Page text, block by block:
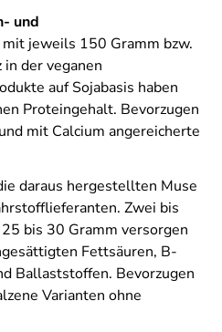
und
mit jeweils 150 Gramm bzw.
der veganen
auf Sojabasis haben
Proteingehalt. Bevorzugen
mit Calcium angereicherte
daraus hergestellten Muse
Zwei bis
bis 30 Gramm versorgen
Fettsäuren, B-
Ballaststoffen. Bevorzugen
Varianten ohne